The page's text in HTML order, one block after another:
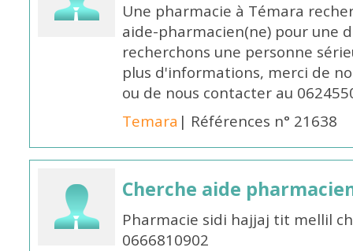
Une pharmacie à Témara
aide-pharmacien(ne) pour une
recherchons une personne
plus d'informations, merci de
ou de nous contacter au
Temara | Références n° 21638
Cherche aide
Pharmacie sidi hajjaj tit mellil
0666810902